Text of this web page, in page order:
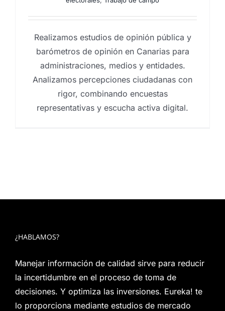
Realizamos estudios de opinión pública y
barómetros de opinión en Canarias para
administraciones, medios y entidades.
Analizamos percepciones ciudadanas con
rigor, combinando encuestas
representativas y escucha activa digital.
¿HABLAMOS?
Manejar información de calidad sirve para reducir
la incertidumbre en el proceso de toma de
decisiones. Y optimiza las inversiones. Eureka! te
lo proporciona mediante estudios de mercado